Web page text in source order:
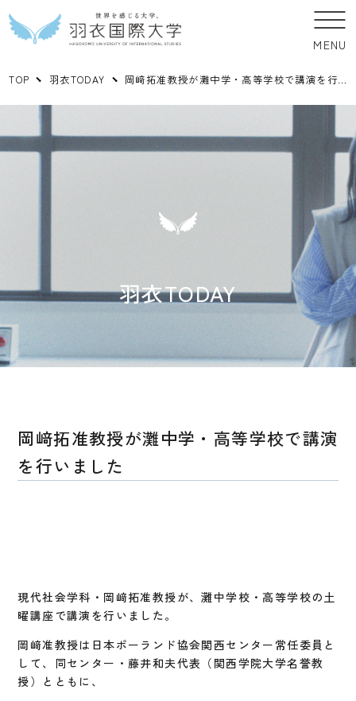
MENU
TOP 羽衣TODAY 岡﨑拓准教授が灘中学・高等学校で講演を行いました
羽衣TODAY
岡﨑拓准教授が灘中学・高等学校で講演
を行いました
現代社会学科・岡﨑拓准教授が、灘中学校・高等学校の土
曜講座で講演を行いました。
岡﨑准教授は日本ポーランド協会関西センター常任委員と
して、同センター・藤井和夫代表（関西学院大学名誉教
授）とともに、